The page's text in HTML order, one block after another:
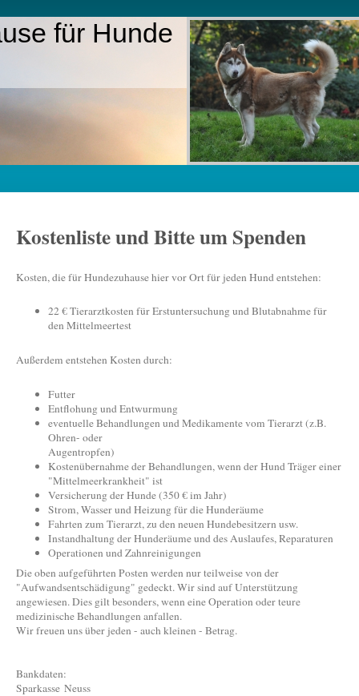
für Hunde
Kostenliste und Bitte um Spenden
Kosten, die für Hundezuhause hier vor Ort für jeden Hund entstehen:
22 € Tierarztkosten für Erstuntersuchung und Blutabnahme für
den Mittelmeertest
Außerdem entstehen Kosten durch:
Futter
Entflohung und Entwurmung
eventuelle Behandlungen und Medikamente vom Tierarzt (z.B.
Ohren- oder
Augentropfen)
Kostenübernahme der Behandlungen, wenn der Hund Träger einer
"Mittelmeerkrankheit" ist
Versicherung der Hunde (350 € im Jahr)
Strom, Wasser und Heizung für die Hunderäume
Fahrten zum Tierarzt, zu den neuen Hundebesitzern usw.
Instandhaltung der Hunderäume und des Auslaufes, Reparaturen
Operationen und Zahnreinigungen
Die oben aufgeführten Posten werden nur teilweise von der
"Aufwandsentschädigung" gedeckt. Wir sind auf Unterstützung
angewiesen. Dies gilt besonders, wenn eine Operation oder teure
medizinische Behandlungen anfallen.
Wir freuen uns über jeden - auch kleinen - Betrag.
Bankdaten:
Sparkasse Neuss